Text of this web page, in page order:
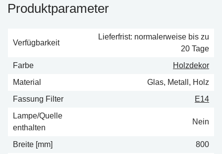
Produktparameter
Verfügbarkeit
Lieferfrist: normalerweise bis zu
20 Tage
Farbe
Holzdekor
Material
Glas, Metall, Holz
Fassung Filter
E14
Lampe/Quelle
enthalten
Nein
Breite [mm] 800